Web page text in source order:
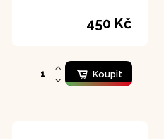
450 Kč
Koupit